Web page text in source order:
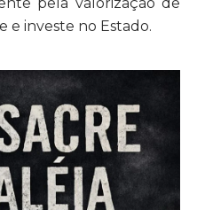
investe no Estado.